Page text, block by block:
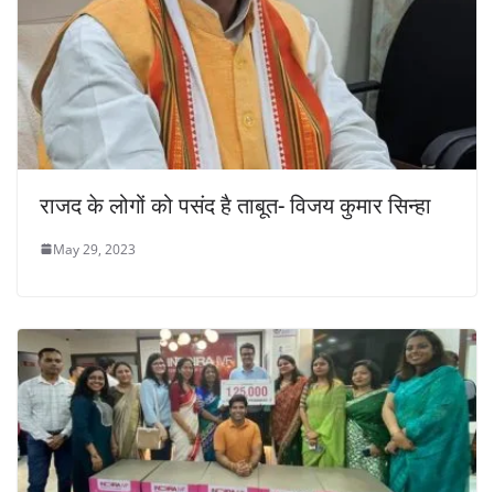
राजद के लोगों को पसंद है ताबूत- विजय कुमार सिन्हा
May 29, 2023